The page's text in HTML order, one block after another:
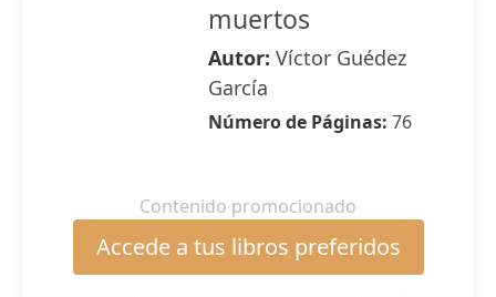
muertos
Autor: Víctor Guédez
García
Número de Páginas: 76
Contenido promocionado
Accede a tus libros preferidos